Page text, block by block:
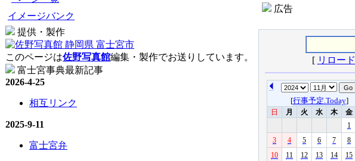
イメージバンク
提供・製作
このページは佐野写真館編集・製作でお送りしています。
富士宮事典最新記事
2026-4-25
相互リンク
2025-9-11
富士宮弁
広告
[ リロード
[行事予定.Today]
日 月 火 水 木 金
1
3
4 5 6 7 8
10
11 12 13 14 15